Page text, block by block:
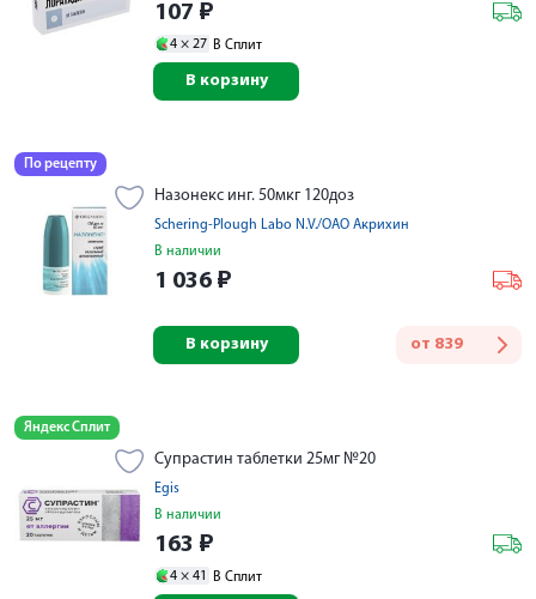
107 ₽
4 × 27 В Сплит
В корзину
По рецепту
Назонекс инг. 50мкг 120доз
Schering-Plough Labo N.V./ОАО Акрихин
В наличии
1 036 ₽
от 839
В корзину
Яндекс Сплит
Супрастин таблетки 25мг №20
Egis
В наличии
163 ₽
4 × 41 В Сплит